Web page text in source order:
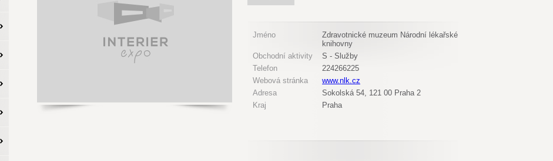
Jméno
Zdravotnické muzeum Národní lékařské
knihovny
Obchodní aktivity
S - Služby
Telefon
224266225
Webová stránka
www.nlk.cz
Adresa
Sokolská 54, 121 00 Praha 2
Kraj
Praha